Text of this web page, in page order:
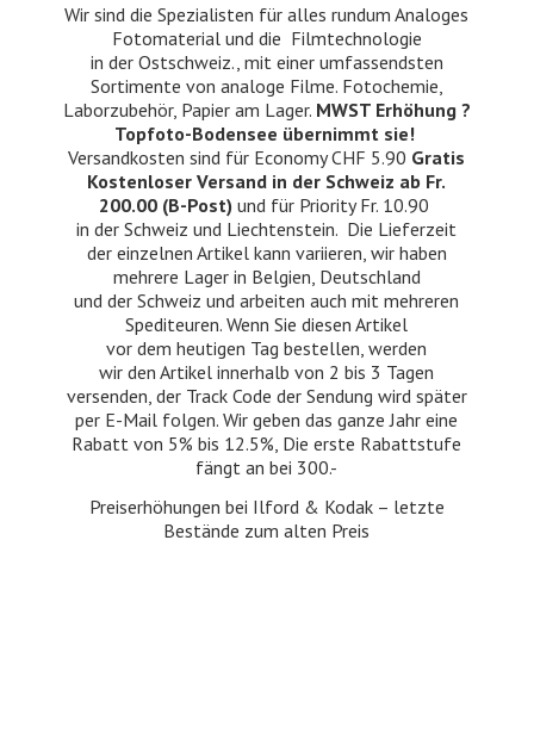
Wir sind die Spezialisten für alles rundum Analoges
Fotomaterial und die Filmtechnologie
in der Ostschweiz., mit einer umfassendsten
Sortimente von analoge Filme. Fotochemie,
Laborzubehör, Papier am Lager. MWST Erhöhung ?
Topfoto-Bodensee übernimmt sie!
Versandkosten sind für Economy CHF 5.90 Gratis
Kostenloser Versand in der Schweiz ab Fr.
200.00 (B-Post) und für Priority Fr. 10.90
in der Schweiz und Liechtenstein. Die Lieferzeit
der einzelnen Artikel kann variieren, wir haben
mehrere Lager in Belgien, Deutschland
und der Schweiz und arbeiten auch mit mehreren
Spediteuren. Wenn Sie diesen Artikel
vor dem heutigen Tag bestellen, werden
wir den Artikel innerhalb von 2 bis 3 Tagen
versenden, der Track Code der Sendung wird später
per E-Mail folgen. Wir geben das ganze Jahr eine
Rabatt von 5% bis 12.5%, Die erste Rabattstufe
fängt an bei 300.-
Preiserhöhungen bei Ilford & Kodak – letzte
Bestände zumalten Preis